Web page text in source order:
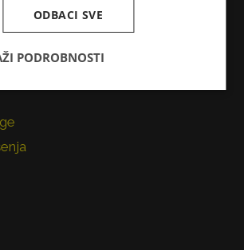
ODBACI SVE
PODROBNOSTI